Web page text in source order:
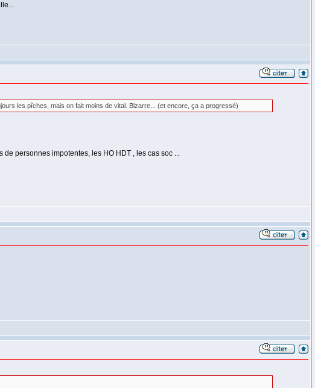
les pîches, mais on fait moins de vital. Bizarre... (et encore, ça a progressé)
personnes impotentes, les HO HDT , les cas soc ...